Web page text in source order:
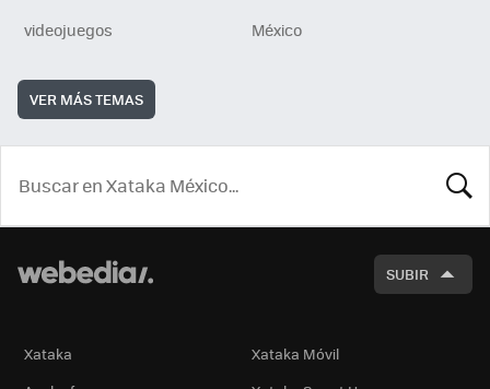
videojuegos
México
VER MÁS TEMAS
SUBIR
Xataka
Xataka Móvil